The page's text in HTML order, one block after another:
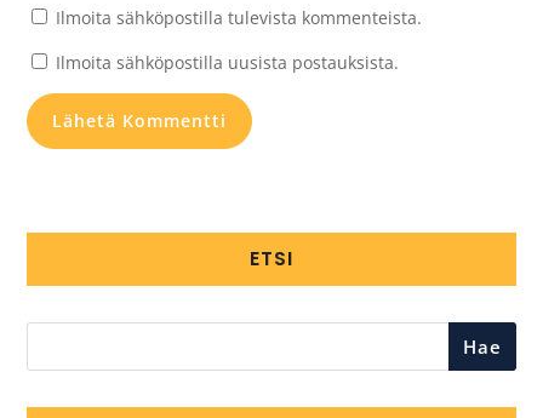
Ilmoita sähköpostilla tulevista kommenteista.
Ilmoita sähköpostilla uusista postauksista.
ETSI
Hae